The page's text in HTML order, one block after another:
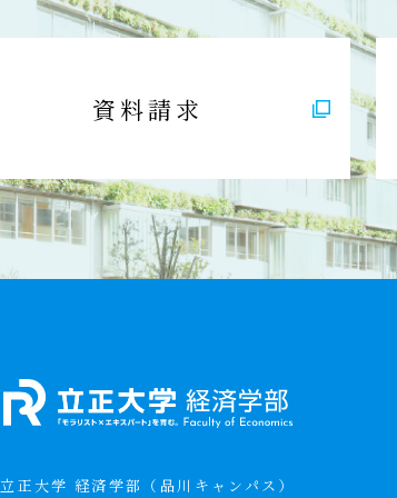
資料請求
立正大学 経済学部（品川キャンパス）